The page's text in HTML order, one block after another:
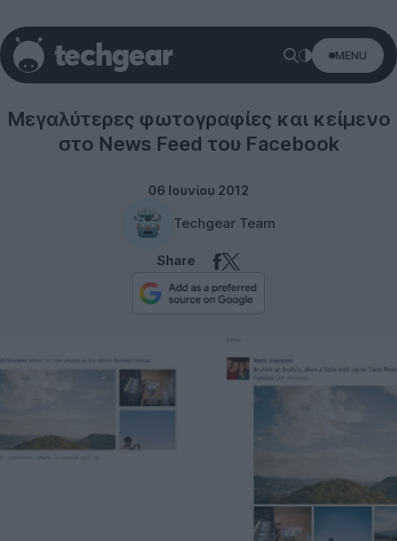
MENU
Social networks
Μεγαλύτερες φωτογραφίες και κείμενο
στο News Feed του Facebook
06 Ιουνίου 2012
Techgear Team
Share